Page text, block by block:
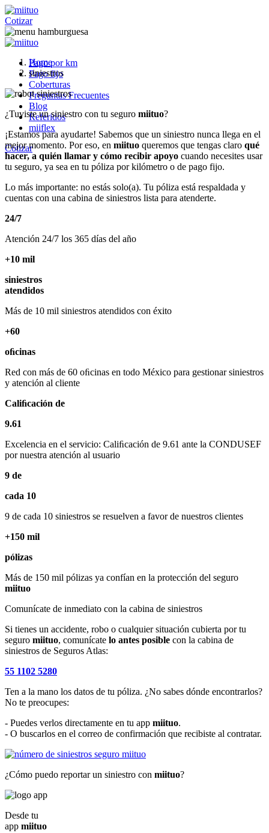
Cotizar
Pago por km
Pago fijo
Coberturas
Preguntas Frecuentes
Blog
Referidos
miiflex
Cotizar
Home
siniestros
¿Tuviste un siniestro con tu seguro miituo?
¡Estamos para ayudarte! Sabemos que un siniestro nunca llega en el
mejor momento. Por eso, en miituo queremos que tengas claro qué
hacer, a quién llamar y cómo recibir apoyo cuando necesites usar
tu seguro, ya sea en tu póliza por kilómetro o de pago fijo.
Lo más importante: no estás solo(a). Tu póliza está respaldada y
cuentas con una cabina de siniestros lista para atenderte.
24/7
Atención 24/7 los 365 días del año
+10 mil
siniestros
atendidos
Más de 10 mil siniestros atendidos con éxito
+60
oﬁcinas
Red con más de 60 oﬁcinas en todo México para gestionar siniestros
y atención al cliente
Caliﬁcación de
9.61
Excelencia en el servicio: Caliﬁcación de 9.61 ante la CONDUSEF
por nuestra atención al usuario
9 de
cada 10
9 de cada 10 siniestros se resuelven a favor de nuestros clientes
+150 mil
pólizas
Más de 150 mil pólizas ya confían en la protección del seguro
miituo
Comunícate de inmediato con la cabina de siniestros
Si tienes un accidente, robo o cualquier situación cubierta por tu
seguro miituo, comunícate lo antes posible con la cabina de
siniestros de Seguros Atlas:
55 1102 5280
Ten a la mano los datos de tu póliza. ¿No sabes dónde encontrarlos?
No te preocupes:
- Puedes verlos directamente en tu app miituo.
- O buscarlos en el correo de confirmación que recibiste al contratar.
¿Cómo puedo reportar un siniestro con miituo?
Desde tu
app miituo